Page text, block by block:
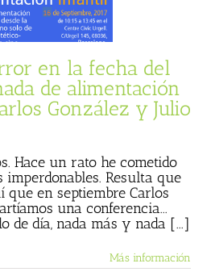
en la fecha del
de alimentación
González y Julio
Hace un rato he cometido
imperdonables. Resulta que
que en septiembre Carlos
una conferencia...
de día, nada más y nada [...]
Más información